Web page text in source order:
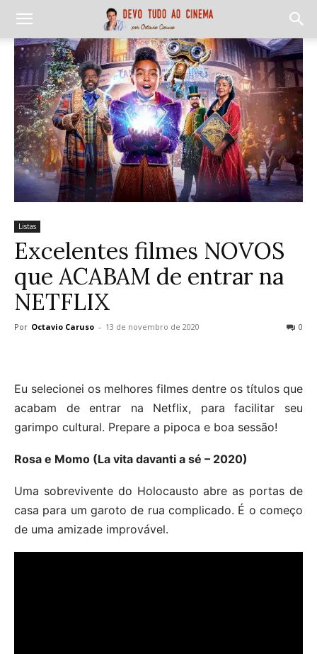
Listas
Excelentes filmes NOVOS
que ACABAM de entrar na
NETFLIX
Por Octavio Caruso - 13 de novembro de 2020 0
Eu selecionei os melhores filmes dentre os títulos que
acabam de entrar na Netflix, para facilitar seu
garimpo cultural. Prepare a pipoca e boa sessão!
Rosa e Momo (La vita davanti a sé – 2020)
Uma sobrevivente do Holocausto abre as portas de
casa para um garoto de rua complicado. É o começo
de uma amizade improvável.